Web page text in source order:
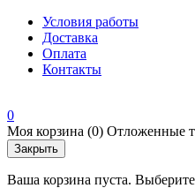
Условия работы
Доставка
Оплата
Контакты
0
Моя корзина (0) Отложенные
Закрыть
Ваша корзина пуста.